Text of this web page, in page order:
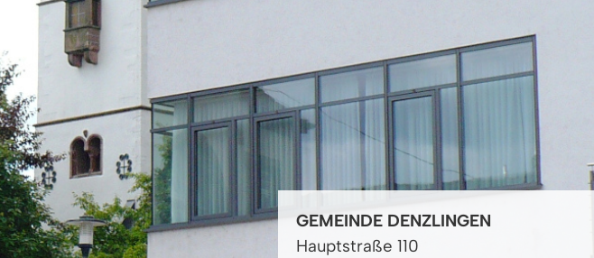
GEMEINDE DENZLINGEN
Hauptstraße 110